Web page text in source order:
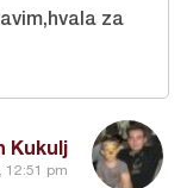
Kukulj
12:51 pm
za